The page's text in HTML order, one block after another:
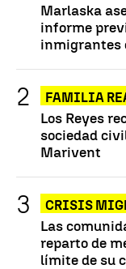
Marlaska
informe
inmigrantes
FAMILIA
Los Reyes
sociedad
Marivent
CRISIS
Las
reparto de
límite de su